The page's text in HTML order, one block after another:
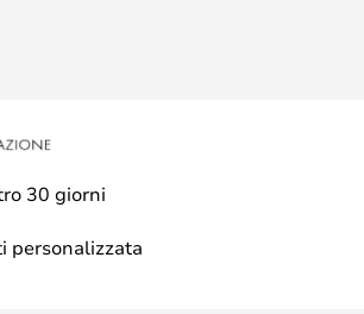
30 giorni
personalizzata